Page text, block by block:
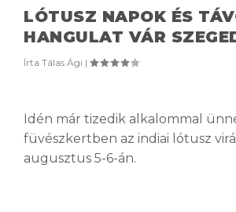
LÓTUSZ NAPOK ÉS
HANGULAT VÁR
Írta Tálas Ági |
Idén már tizedik alkalommal
füvészkertben az indiai lótusz
augusztus 5-6-án.